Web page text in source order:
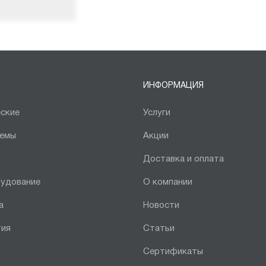
ИНФОРМАЦИЯ
Услуги
Акции
Доставка и оплата
О компании
Новости
Статьи
Сертификаты